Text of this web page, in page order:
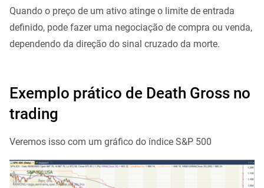
Quando o preço de um ativo atinge o limite de entrada
definido, pode fazer uma negociação de compra ou venda,
dependendo da direção do sinal cruzado da morte.
Exemplo prático de Death Gross no
trading
Veremos isso com um gráfico do índice S&P 500